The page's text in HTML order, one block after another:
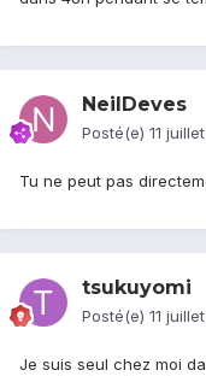
NeilDeves
Posté(e) 11
Tu ne peut pas
tsukuyomi
Posté(e) 11
Je suis seul chez moi